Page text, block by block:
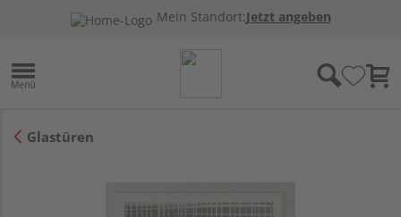
Mein Standort:Jetzt angeben
Glastüren